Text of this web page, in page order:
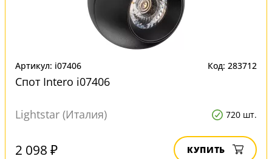
Артикул: i07406 Код: 283712
Спот Intero i07406
Lightstar (Италия) 720 шт.
2 098 ₽ КУПИТЬ